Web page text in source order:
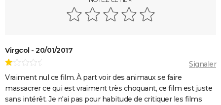
Ant-Man 3 : critiques, scène post-générique, bande-
annonce, casting...
annonce, streaming, photos, avis...
Top Gun Maverick : Tom Cruise a-t-il vraiment piloté
des avions pour les besoins du film ?
Hunger Games, Lever de soleil sur la Moisson : Effie,
Haymitch... des personnages bien connus dans la
Virgcol - 20/01/2017
Signaler
Vraiment nul ce film. À part voir des animaux se faire
massacrer ce qui est vraiment très choquant, ce film est juste
sans intérêt. Je n'ai pas pour habitude de critiquer les films